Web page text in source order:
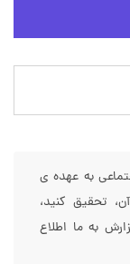
به عهده ی
تحقیق کنید،
به ما اطلاع